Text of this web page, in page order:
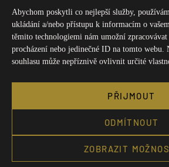
Abychom poskytli co nejlepší služby,
ukládání a/nebo přístupu k informacím o
těmito technologiemi nám umožní
procházení nebo jedinečné ID na tomto webu.
souhlasu může nepříznivě ovlivnit určité
PŘIJMOUT
ODMÍTNOUT
ZOBRAZIT
+420 775 135 620
info@ouk.cz
(Po - Pá 9 - 16:00)
Všechny kontakty
2026 ouk. | LANATURIA s.r.o.